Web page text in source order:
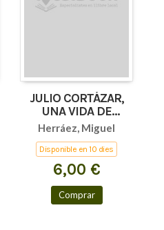
JULIO CORTÁZAR,
UNA VIDA DE
EXILIADO Y OTROS
TEXTOS
Herráez, Miguel
Disponible en 10 dies
6,00 €
Comprar